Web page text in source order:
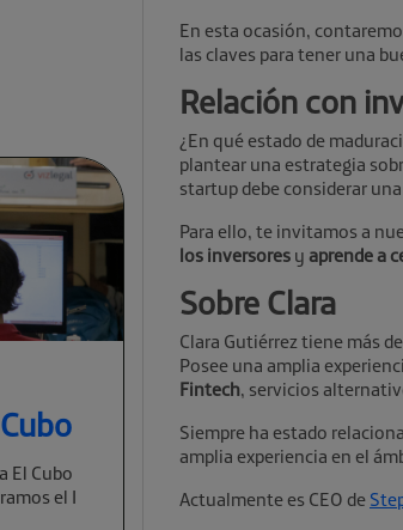
El Cubo
el I
En esta ocasión,
las claves para tener una
Relación con
¿En qué estado de
plantear una estrategia
startup debe considerar
Para ello, te invitamos a
los inversores y aprende a
Sobre Clara
Clara Gutiérrez tiene más
Posee una amplia
Fintech, servicios
Siempre ha estado
amplia experiencia en el
Actualmente es CEO de